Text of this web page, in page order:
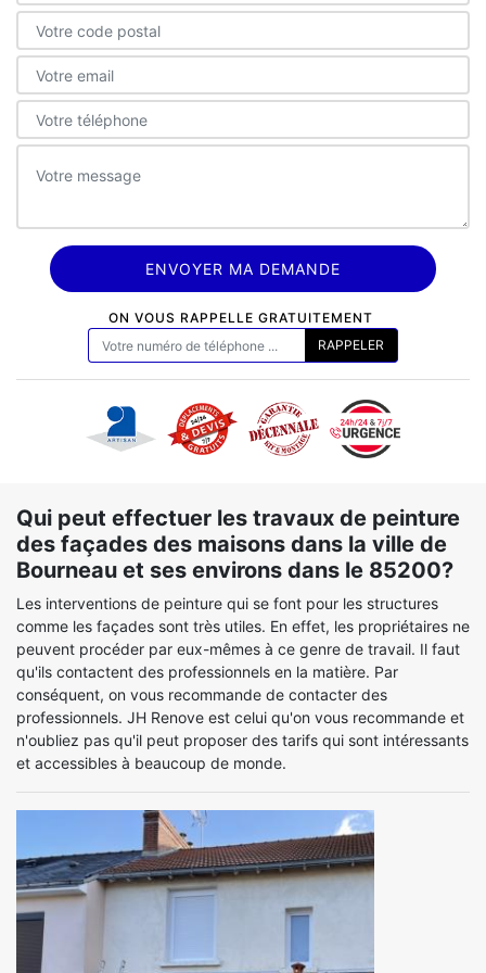
ON VOUS RAPPELLE GRATUITEMENT
Qui peut effectuer les travaux de peinture
des façades des maisons dans la ville de
Bourneau et ses environs dans le 85200?
Les interventions de peinture qui se font pour les structures
comme les façades sont très utiles. En effet, les propriétaires ne
peuvent procéder par eux-mêmes à ce genre de travail. Il faut
qu'ils contactent des professionnels en la matière. Par
conséquent, on vous recommande de contacter des
professionnels. JH Renove est celui qu'on vous recommande et
n'oubliez pas qu'il peut proposer des tarifs qui sont intéressants
et accessibles à beaucoup de monde.